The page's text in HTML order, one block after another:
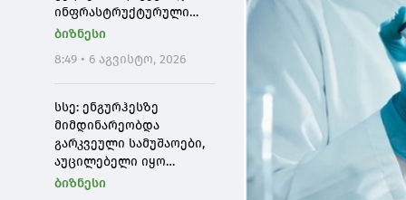
ინფრასტრუქტურული
პროექტები ხელს
ტურისტული
პოტენციალის გაზრდას
ბიზნესი
8:49 • 6 აგვისტო, 2026
სსე: ენგურჰესზე
მიმდინარეობდა
გარკვეული სამუშაოები,
აუცილებელი იყო
ელექტროსისტემის
ბიზნესი